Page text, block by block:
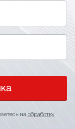
на обработку